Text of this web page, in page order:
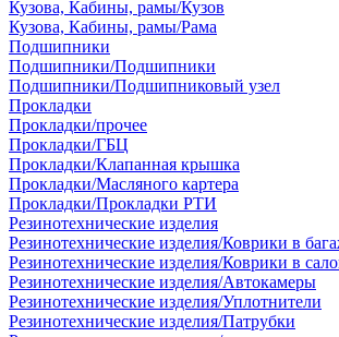
Кузова, Кабины, рамы/Кузов
Кузова, Кабины, рамы/Рама
Подшипники
Подшипники/Подшипники
Подшипники/Подшипниковый узел
Прокладки
Прокладки/прочее
Прокладки/ГБЦ
Прокладки/Клапанная крышка
Прокладки/Масляного картера
Прокладки/Прокладки РТИ
Резинотехнические изделия
Резинотехнические изделия/Коврики в
Резинотехнические изделия/Коврики в
Резинотехнические изделия/Автокамеры
Резинотехнические изделия/Уплотнители
Резинотехнические изделия/Патрубки